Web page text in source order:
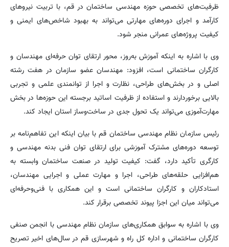
ظرفیت‌های تخصصی حوزه مهندسی ساختمان در قم، با تربیت نیروهای
کارآمد و اجرای دوره‌های مهارتی می‌تواند به بهبود شاخص‌های ایمنی و
کیفیت پروژه‌های عمرانی منجر شود.
وی با اشاره به اینکه آموزش به‌روز، محور ارتقای توان حرفه‌ای مهندسان و
کارگران ساختمانی است، افزود: مهندسان عضو سازمان در هفت رشته
اصلی و در بخش‌های طراحی، نظارت و اجرا از توانمندی علمی و تجربی
بالایی برخوردارند و استفاده از ظرفیت اساتید برجسته این حوزه‌ها در بخش
مهارت‌آموزی می‌تواند یک تحول جدی در ساخت‌وساز استان ایجاد کند.
رئیس سازمان نظام مهندسی ساختمان قم با بیان اینکه این تفاهم‌نامه بر
توسعه دوره‌های مشترک آموزشی برای ارتقای توان فنی بدنه مهندسی و
کارگری تأکید دارد، گفت: کیفیت تولید در صنعت ساختمان وابسته به
هم‌افزایی حلقه‌های طراحی، اجرا و مهارت عملی و اجرایی مهندسان،
استادکاران و کارگران ساختمانی است و این همکاری با فنی‌وحرفه‌ای
می‌تواند میان این اجزا پیوند تخصصی برقرار کند.
وی با اشاره به سوابق همکاری‌های سازمان نظام مهندسی با انجمن صنفی
کارگران ساختمانی و اداره کل راه و شهرسازی قم در سال‌های اخیر تصریح